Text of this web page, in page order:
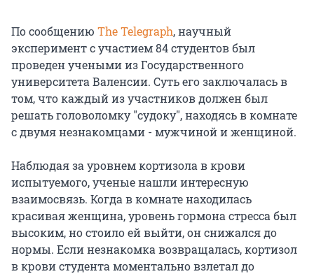
По сообщению The Telegraph, научный
эксперимент с участием 84 студентов был
проведен учеными из Государственного
университета Валенсии. Суть его заключалась в
том, что каждый из участников должен был
решать головоломку "судоку", находясь в комнате
с двумя незнакомцами - мужчиной и женщиной.
Наблюдая за уровнем кортизола в крови
испытуемого, ученые нашли интересную
взаимосвязь. Когда в комнате находилась
красивая женщина, уровень гормона стресса был
высоким, но стоило ей выйти, он снижался до
нормы. Если незнакомка возвращалась, кортизол
в крови студента моментально взлетал до